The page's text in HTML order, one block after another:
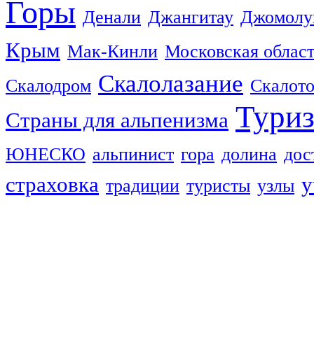
Горы Денали Джангитау
Крым Мак-Кинли Московская
Скалодром Скалолазание
Страны для альпенизма
ЮНЕСКО альпинист гора долина
страховка традиции туристы узлы